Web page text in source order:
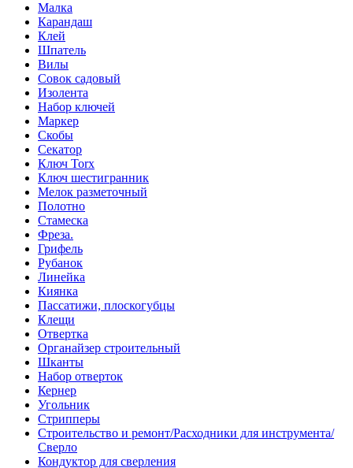
Малка
Карандаш
Клей
Шпатель
Вилы
Совок садовый
Изолента
Набор ключей
Маркер
Скобы
Секатор
Ключ Torx
Ключ шестигранник
Мелок разметочный
Полотно
Стамеска
Фреза.
Грифель
Рубанок
Линейка
Киянка
Пассатижи, плоскогубцы
Клещи
Отвертка
Органайзер строительный
Шканты
Набор отверток
Кернер
Угольник
Стрипперы
Строительство и ремонт/Расходники для инструмента/
Сверло
Кондуктор для сверления